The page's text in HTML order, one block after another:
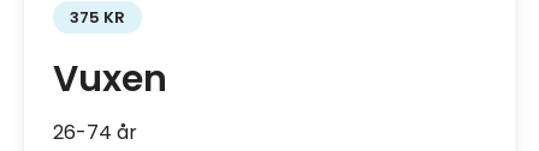
375 KR
Vuxen
26-74 år